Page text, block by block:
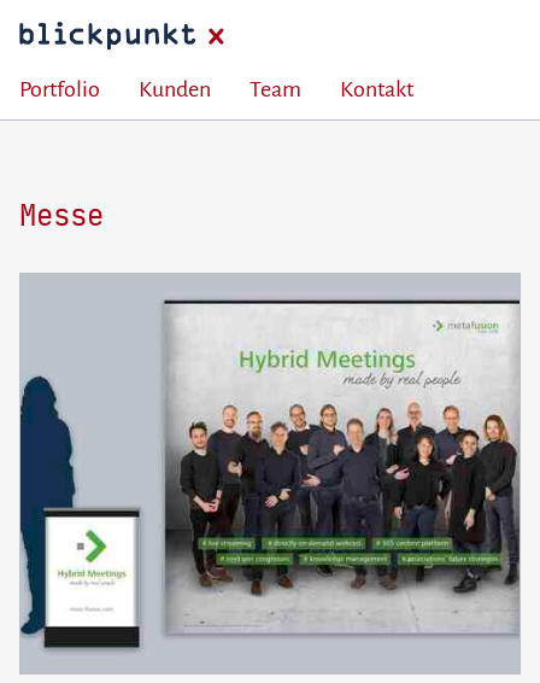
Portfolio Kunden Team Kontakt
Messe